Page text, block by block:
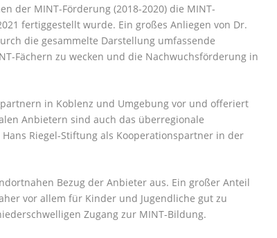
der MINT-Förderung (2018-2020) die MINT-
fertiggestellt wurde. Ein großes Anliegen von Dr.
die gesammelte Darstellung umfassende
Fächern zu wecken und die Nachwuchsförderung in
in Koblenz und Umgebung vor und offeriert
Anbietern sind auch das überregionale
Riegel-Stiftung als Kooperationspartner in der
Bezug der Anbieter aus. Ein großer Anteil
vor allem für Kinder und Jugendliche gut zu
Zugang zur MINT-Bildung.